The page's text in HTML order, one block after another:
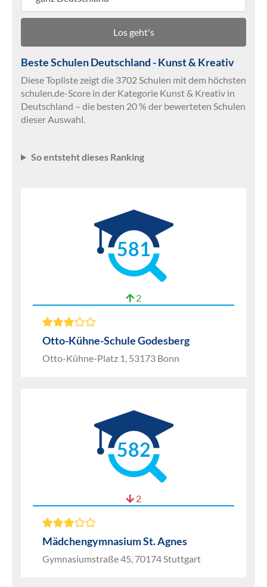
Los geht's
Beste Schulen Deutschland - Kunst & Kreativ
Diese Topliste zeigt die 3702 Schulen mit dem höchsten
schulen.de-Score in der Kategorie Kunst & Kreativ in
Deutschland – die besten 20 % der bewerteten Schulen
dieser Auswahl.
So entsteht dieses Ranking
581
2
Otto-Kühne-Schule Godesberg
Otto-Kühne-Platz 1, 53173 Bonn
582
2
Mädchengymnasium St. Agnes
Gymnasiumstraße 45, 70174 Stuttgart